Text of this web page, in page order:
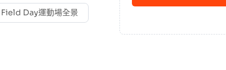
Field Day運動場全景